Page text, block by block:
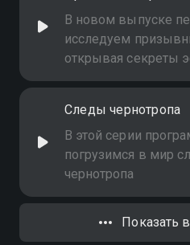
В новом выпуске
исследуем
открывая секреты
охоты
Следы чернотропа
В этой серии
погрузимся в мир
чернотропа
Показать